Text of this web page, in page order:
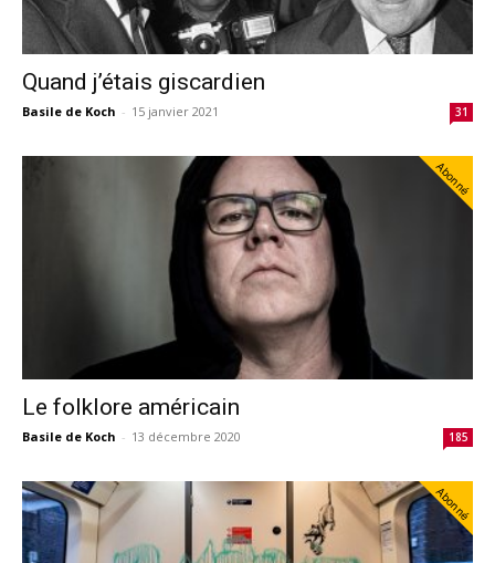
Quand j’étais giscardien
Basile de Koch - 15 janvier 2021 31
Abonné
Le folklore américain
Basile de Koch - 13 décembre 2020 185
Abonné